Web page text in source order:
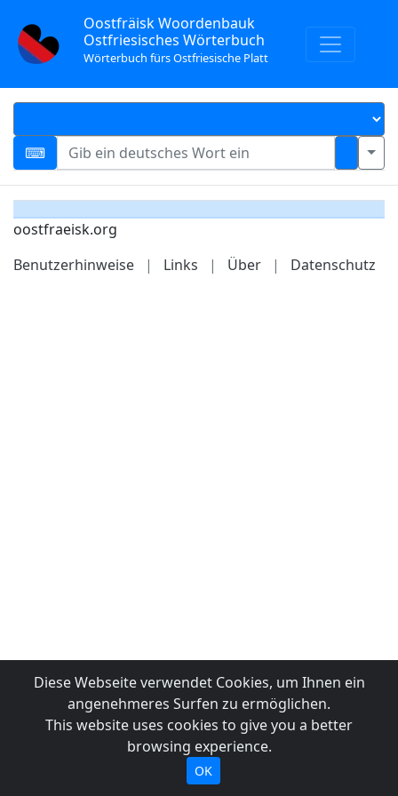
Oostfräisk Woordenbauk
Ostfriesisches Wörterbuch
Wörterbuch fürs Ostfriesische Platt
oostfraeisk.org
Benutzerhinweise
| Links | Über | Datenschutz
Diese Webseite verwendet Cookies, um Ihnen ein
angenehmeres Surfen zu ermöglichen.
This website uses cookies to give you a better
browsing experience.
OK